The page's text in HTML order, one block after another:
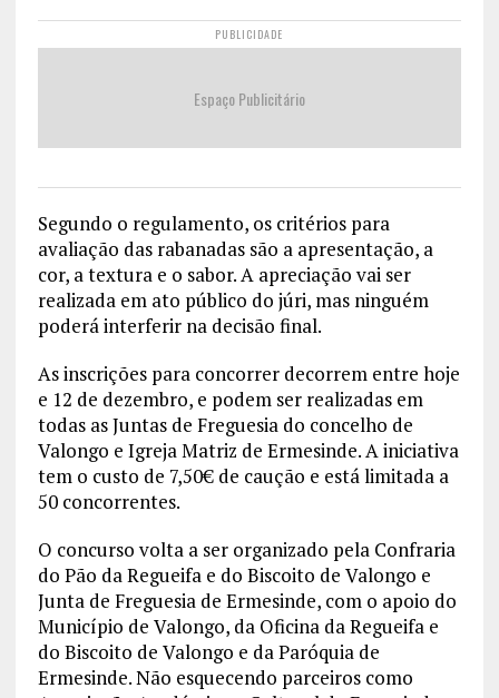
PUBLICIDADE
Espaço Publicitário
Segundo o regulamento, os critérios para
avaliação das rabanadas são a apresentação, a
cor, a textura e o sabor. A apreciação vai ser
realizada em ato público do júri, mas ninguém
poderá interferir na decisão final.
As inscrições para concorrer decorrem entre hoje
e 12 de dezembro, e podem ser realizadas em
todas as Juntas de Freguesia do concelho de
Valongo e Igreja Matriz de Ermesinde. A iniciativa
tem o custo de 7,50€ de caução e está limitada a
50 concorrentes.
O concurso volta a ser organizado pela Confraria
do Pão da Regueifa e do Biscoito de Valongo e
Junta de Freguesia de Ermesinde, com o apoio do
Município de Valongo, da Oficina da Regueifa e
do Biscoito de Valongo e da Paróquia de
Ermesinde. Não esquecendo parceiros como